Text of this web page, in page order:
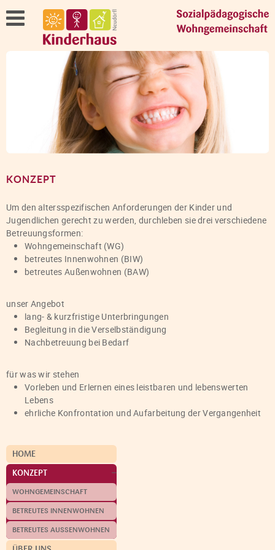
KONZEPT
Um den altersspezifischen Anforderungen der Kinder und
Jugendlichen gerecht zu werden, durchleben sie drei verschiedene
Betreuungsformen:
Wohngemeinschaft (WG)
betreutes Innenwohnen (BIW)
betreutes Außenwohnen (BAW)
unser Angebot
lang- & kurzfristige Unterbringungen
Begleitung in die Verselbständigung
Nachbetreuung bei Bedarf
für was wir stehen
Vorleben und Erlernen eines leistbaren und lebenswerten
Lebens
ehrliche Konfrontation und Aufarbeitung der Vergangenheit
HOME
KONZEPT
WOHNGEMEINSCHAFT
BETREUTES INNENWOHNEN
BETREUTES AUSSENWOHNEN